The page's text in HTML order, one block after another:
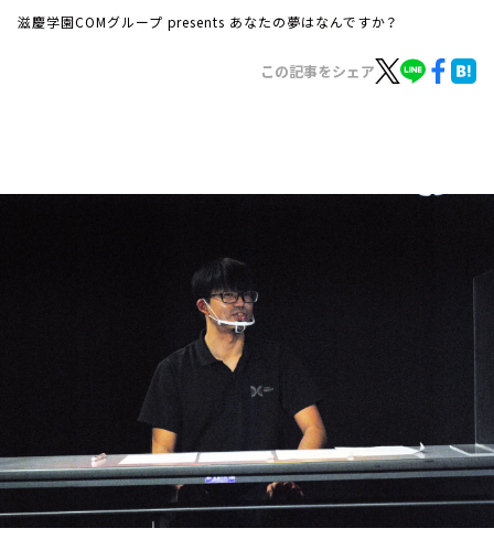
滋慶学園COMグループ presents あなたの夢はなんですか？
この記事をシェア